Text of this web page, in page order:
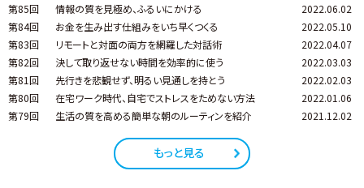
第85回
情報の質を見極め、ふるいにかける
2022.06.02
第84回
お金を生み出す仕組みをいち早くつくる
2022.05.10
第83回
リモートと対面の両方を網羅した対話術
2022.04.07
第82回
決して取り返せない時間を効率的に使う
2022.03.03
第81回
先行きを悲観せず、明るい見通しを持とう
2022.02.03
第80回
在宅ワーク時代、自宅でストレスをためない方法
2022.01.06
第79回
生活の質を高める簡単な朝のルーティンを紹介 2021.12.02
もっと見る